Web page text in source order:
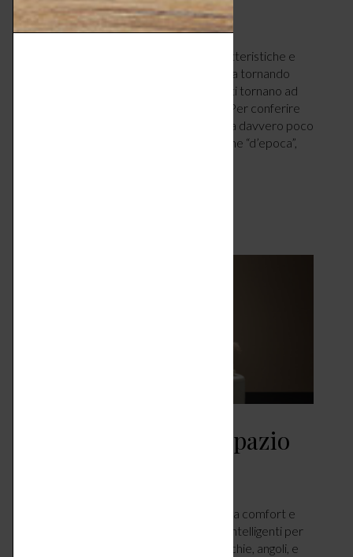
MARZO 11, 2025
di Arianna Giancaterina. Differenze, caratteristiche e
costi di un décor dal sapore antico che sta tornando
prepotentemente in auge: soffitti e pareti tornano ad
essere i protagonisti dell’interior design. Per conferire
uno stile personale alla propria casa basta davvero poco
e una tendenza, considerata da molti come “d’epoca”,
Doccia – relax salvaspazio
di Arianna Giancaterina. Senza rinunciare a comfort e
prestazioni, si possono trovare soluzioni intelligenti per
sfruttare ogni centimetro disponibile: nicchie, angoli, e